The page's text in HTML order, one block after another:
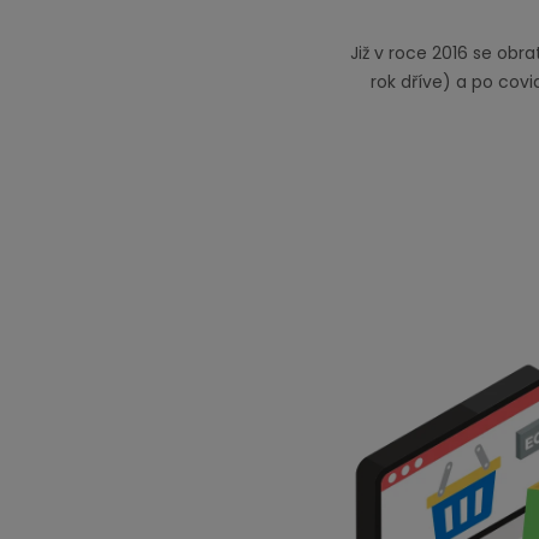
Již v roce 2016 se
rok dříve) a po